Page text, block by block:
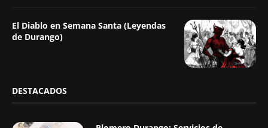
El Diablo en Semana Santa (Leyendas
de Durango)
DESTACADOS